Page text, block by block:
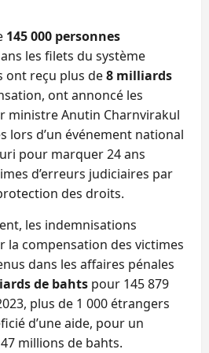
145 000 personnes
les filets du système
ont reçu plus de8 milliards
ont annoncé les
ministre Anutin Charnvirakul
lors d’un événement national
pour marquer 24 ans
d’erreurs judiciaires par
des droits.
les indemnisations
la compensation des victimes
dans les affaires pénales
de bahts pour 145 879
plus de 1 000 étrangers
d’une aide, pour un
millions de bahts.